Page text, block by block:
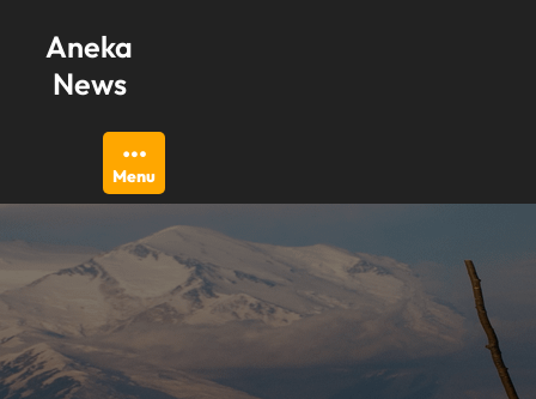
content
Aneka
News
Menu